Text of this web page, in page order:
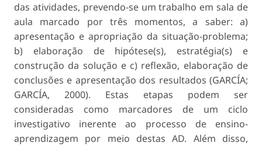
das atividades, prevendo-se um trabalho em sala de
aula marcado por três momentos, a saber: a)
apresentação e apropriação da situação-problema;
b) elaboração de hipótese(s), estratégia(s) e
construção da solução e c) reflexão, elaboração de
conclusões e apresentação dos resultados (GARCÍA;
GARCÍA, 2000). Estas etapas podem ser
consideradas como marcadores de um ciclo
investigativo inerente ao processo de ensino-
aprendizagem por meio destas AD. Além disso,